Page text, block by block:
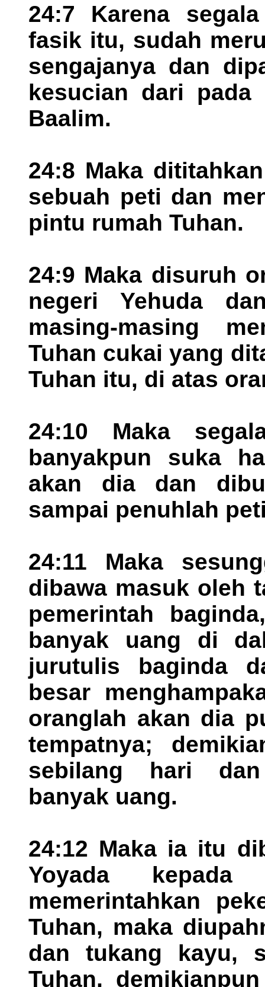
24:7 Karena
fasik itu, sudah
sengajanya dan
kesucian dari pada
Baalim.
24:8 Maka
sebuah peti dan
pintu rumah Tuhan.
24:9 Maka disuruh
negeri Yehuda
masing-masing
Tuhan cukai yang
Tuhan itu, di atas
24:10 Maka
banyakpun suka
akan dia dan
sampai penuhlah
24:11 Maka
dibawa masuk oleh
pemerintah
banyak uang di
jurutulis baginda
besar
oranglah akan dia
tempatnya;
sebilang hari dan
banyak uang.
24:12 Maka ia itu
Yoyada
memerintahkan
Tuhan, maka
dan tukang kayu,
Tuhan,